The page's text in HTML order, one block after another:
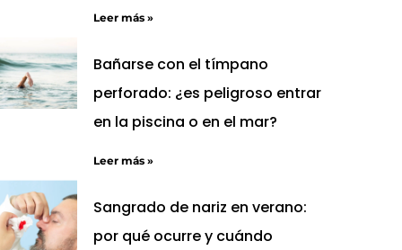
Leer más »
Bañarse con el tímpano
perforado: ¿es peligroso entrar
en la piscina o en el mar?
Leer más »
Sangrado de nariz en verano:
por qué ocurre y cuándo